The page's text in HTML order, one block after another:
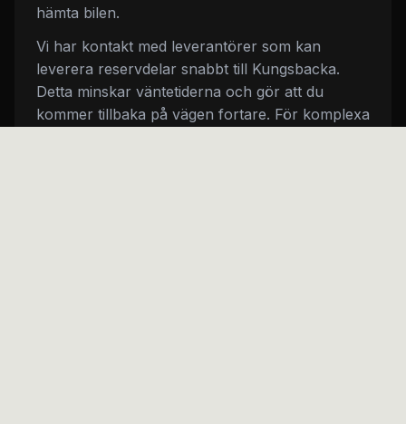
hämta bilen.
Vi har kontakt med leverantörer som kan
leverera reservdelar snabbt till Kungsbacka.
Detta minskar väntetiderna och gör att du
kommer tillbaka på vägen fortare. För komplexa